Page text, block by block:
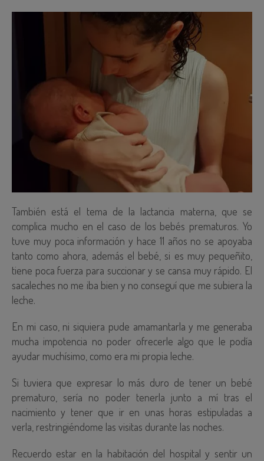
También está el tema de la lactancia materna, que se
complica mucho en el caso de los bebés prematuros. Yo
tuve muy poca información y hace 11 años no se apoyaba
tanto como ahora, además el bebé, si es muy pequeñito,
tiene poca fuerza para succionar y se cansa muy rápido. El
sacaleches no me iba bien y no conseguí que me subiera la
leche.
En mi caso, ni siquiera pude amamantarla y me generaba
mucha impotencia no poder ofrecerle algo que le podía
ayudar muchísimo, como era mi propia leche.
Si tuviera que expresar lo más duro de tener un bebé
prematuro, sería no poder tenerla junto a mí tras el
nacimiento y tener que ir en unas horas estipuladas a
verla, restringiéndome las visitas durante las noches.
Recuerdo estar en la habitación del hospital y sentir un